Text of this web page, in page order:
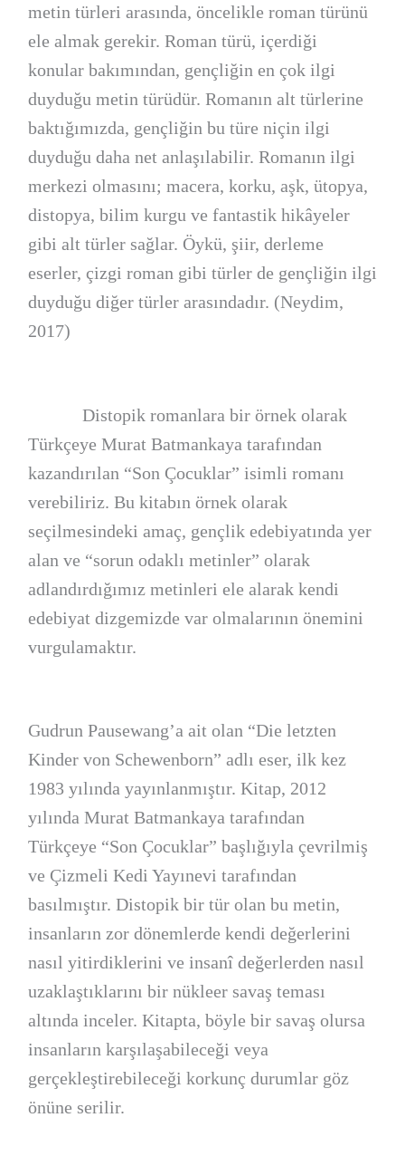
metin türleri arasında, öncelikle roman türünü
ele almak gerekir. Roman türü, içerdiği
konular bakımından, gençliğin en çok ilgi
duyduğu metin türüdür. Romanın alt türlerine
baktığımızda, gençliğin bu türe niçin ilgi
duyduğu daha net anlaşılabilir. Romanın ilgi
merkezi olmasını; macera, korku, aşk, ütopya,
distopya, bilim kurgu ve fantastik hikâyeler
gibi alt türler sağlar. Öykü, şiir, derleme
eserler, çizgi roman gibi türler de gençliğin ilgi
duyduğu diğer türler arasındadır. (Neydim,
2017)
Distopik romanlara bir örnek olarak
Türkçeye Murat Batmankaya tarafından
kazandırılan “Son Çocuklar” isimli romanı
verebiliriz. Bu kitabın örnek olarak
seçilmesindeki amaç, gençlik edebiyatında yer
alan ve “sorun odaklı metinler” olarak
adlandırdığımız metinleri ele alarak kendi
edebiyat dizgemizde var olmalarının önemini
vurgulamaktır.
Gudrun Pausewang’a ait olan “Die letzten
Kinder von Schewenborn” adlı eser, ilk kez
1983 yılında yayınlanmıştır. Kitap, 2012
yılında Murat Batmankaya tarafından
Türkçeye “Son Çocuklar” başlığıyla çevrilmiş
ve Çizmeli Kedi Yayınevi tarafından
basılmıştır. Distopik bir tür olan bu metin,
insanların zor dönemlerde kendi değerlerini
nasıl yitirdiklerini ve insanî değerlerden nasıl
uzaklaştıklarını bir nükleer savaş teması
altında inceler. Kitapta, böyle bir savaş olursa
insanların karşılaşabileceği veya
gerçekleştirebileceği korkunç durumlar göz
önüne serilir.